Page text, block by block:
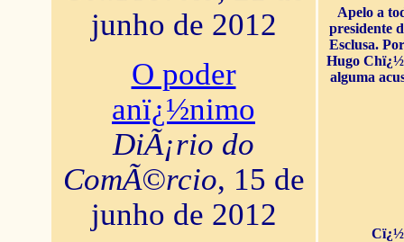
junho de 2012
O poder
anï¿½nimo
DiÃ¡rio do
ComÃ©rcio, 15 de
junho de 2012
Apelo a
presidente
Esclusa.
Hugo
alguma